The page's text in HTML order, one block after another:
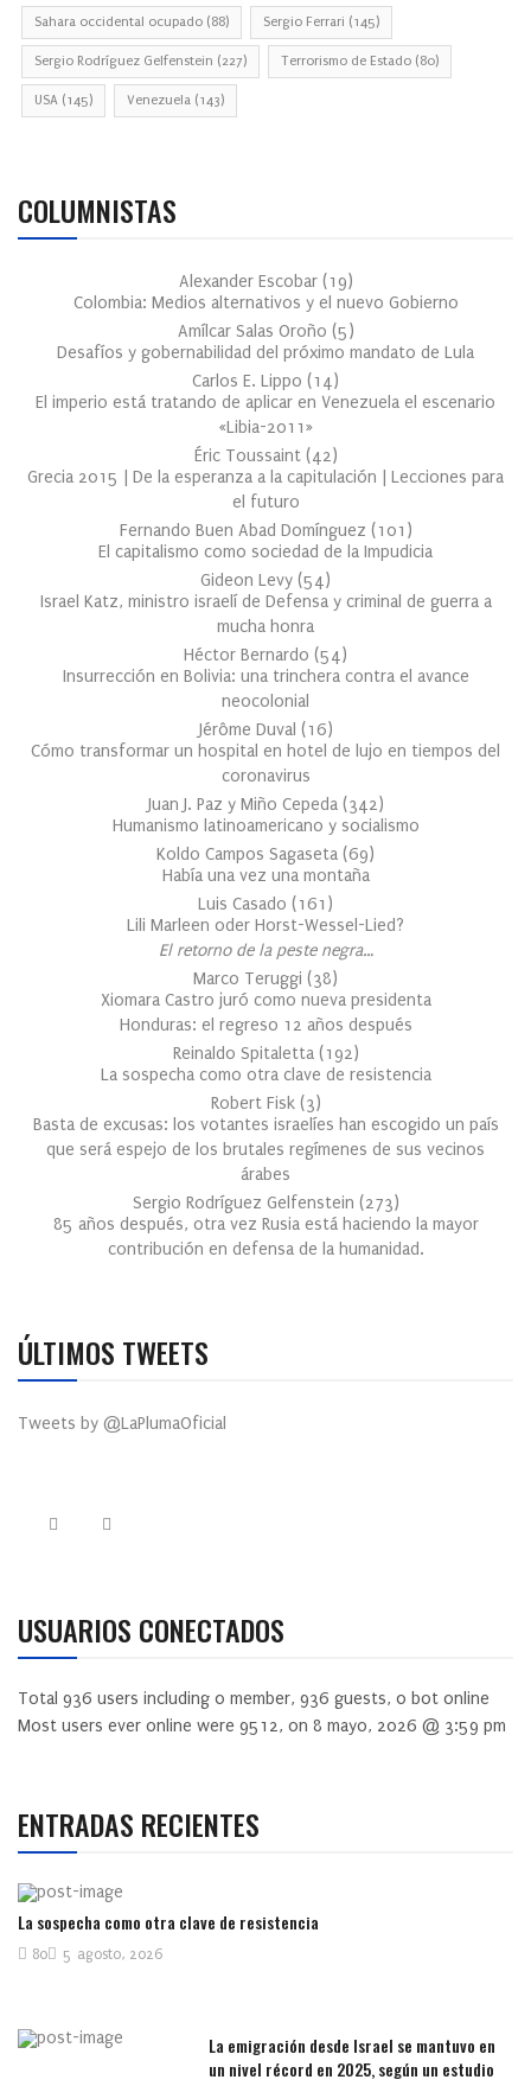
Sahara occidental ocupado (88) Sergio Ferrari (145)
Sergio Rodríguez Gelfenstein (227) Terrorismo de Estado (80)
USA (145) Venezuela (143)
COLUMNISTAS
Alexander Escobar (19)
Colombia: Medios alternativos y el nuevo Gobierno
Amílcar Salas Oroño (5)
Desafíos y gobernabilidad del próximo mandato de Lula
Carlos E. Lippo (14)
El imperio está tratando de aplicar en Venezuela el escenario
«Libia-2011»
Éric Toussaint (42)
Grecia 2015 | De la esperanza a la capitulación | Lecciones para
el futuro
Fernando Buen Abad Domínguez (101 )
El capitalismo como sociedad de la Impudicia
Gideon Levy (54)
Israel Katz, ministro israelí de Defensa y criminal de guerra a
mucha honra
Héctor Bernardo (54)
Insurrección en Bolivia: una trinchera contra el avance
neocolonial
Jérôme Duval (16)
Cómo transformar un hospital en hotel de lujo en tiempos del
coronavirus
Juan J. Paz y Miño Cepeda (342)
Humanismo latinoamericano y socialismo
Koldo Campos Sagaseta (69)
Había una vez una montaña
Luis Casado (161 )
Lili Marleen oder Horst-Wessel-Lied?
El retorno de la peste negra…
Marco Teruggi (38)
Xiomara Castro juró como nueva presidenta
Honduras: el regreso 12 años después
Reinaldo Spitaletta (192)
La sospecha como otra clave de resistencia
Robert Fisk (3)
Basta de excusas: los votantes israelíes han escogido un país
que será espejo de los brutales regímenes de sus vecinos
árabes
Sergio Rodríguez Gelfenstein (273)
85 años después, otra vez Rusia está haciendo la mayor
contribución en defensa de la humanidad.
ÚLTIMOS TWEETS
Tweets by @LaPlumaOficial
USUARIOS CONECTADOS
Total 936 users including 0 member, 936 guests, 0 bot online
Most users ever online were 9512, on 8 mayo, 2026 @ 3:59 pm
ENTRADAS RECIENTES
La sospecha como otra clave de resistencia
5 agosto, 2026
80
La emigración desde Israel se mantuvo en
un nivel récord en 2025, según un estudio